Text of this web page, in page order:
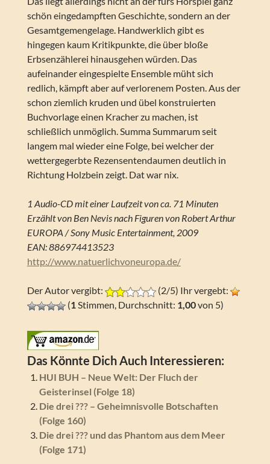
schön eingedampften Geschichte, sondern an der
Gesamtgemengelage. Handwerklich gibt es
hingegen kaum Kritikpunkte, die über bloße
Erbsenzählerei hinausgehen würden. Das
aufeinander eingespielte Ensemble müht sich
redlich, kämpft aber auf verlorenem Posten. Aus der
schon ziemlich kruden und übel konstruierten
Buchvorlage einen Kracher zu machen, ist
schließlich unmöglich. Summa Summarum seit
langem mal wieder eine Folge, bei welcher der
wettergegerbte Rezensentendaumen deutlich in
Richtung Holzbein zeigt. Dat war nix.
1 Audio-CD mit einer Laufzeit von ca. 71 Minuten
Erzählt von Ben Nevis nach Figuren von Robert Arthur
EUROPA / Sony Music Entertainment, 2009
EAN: 886974413523
http://www.natuerlichvoneuropa.de/
Der Autor vergibt:
(2/5) Ihr vergebt:
(1Stimmen, Durchschnitt: 1,00von 5)
Das Könnte Dich Auch Interessieren:
HUI BUH – Neue Welt: Der Fluch der
Geisterinsel (Folge 18)
Die drei ??? – Geheimnisvolle Botschaften
(Folge 160)
Die drei ??? und das Phantom aus dem Meer
(Folge 171)